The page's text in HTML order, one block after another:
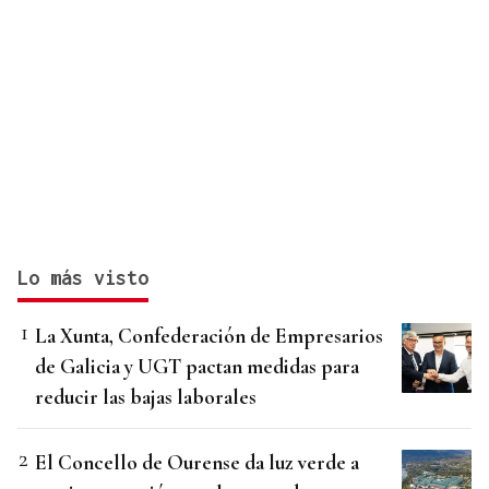
Lo más visto
La Xunta, Confederación de Empresarios
de Galicia y UGT pactan medidas para
reducir las bajas laborales
El Concello de Ourense da luz verde a